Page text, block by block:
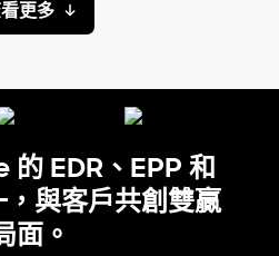
更多
EDR、EPP 和
與客戶共創雙贏
面。